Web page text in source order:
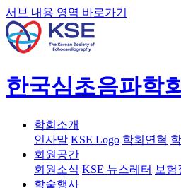
서브 내용 영역 바로가기
한국심초음파학
학회소개
인사말 KSE Logo 학회연혁
회원공간
회원소식 KSE 뉴스레터 보험
학술행사